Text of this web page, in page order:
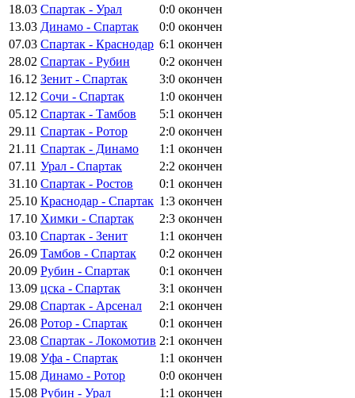
18.03 Спартак - Урал 0:0 окончен
13.03 Динамо - Спартак 0:0 окончен
07.03 Спартак - Краснодар 6:1 окончен
28.02 Спартак - Рубин 0:2 окончен
16.12 Зенит - Спартак 3:0 окончен
12.12 Сочи - Спартак 1:0 окончен
05.12 Спартак - Тамбов 5:1 окончен
29.11 Спартак - Ротор 2:0 окончен
21.11 Спартак - Динамо 1:1 окончен
07.11 Урал - Спартак 2:2 окончен
31.10 Спартак - Ростов 0:1 окончен
25.10 Краснодар - Спартак 1:3 окончен
17.10 Химки - Спартак 2:3 окончен
03.10 Спартак - Зенит 1:1 окончен
26.09 Тамбов - Спартак 0:2 окончен
20.09 Рубин - Спартак 0:1 окончен
13.09 цска - Спартак 3:1 окончен
29.08 Спартак - Арсенал 2:1 окончен
26.08 Ротор - Спартак 0:1 окончен
23.08 Спартак - Локомотив 2:1 окончен
19.08 Уфа - Спартак 1:1 окончен
15.08 Динамо - Ротор 0:0 окончен
15.08 Рубин - Урал 1:1 окончен